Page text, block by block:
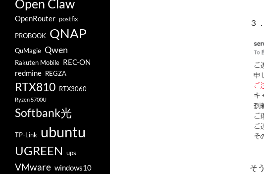
３
そ
Open Claw
OpenRouter postfix
PROBOOK QNAP
QuMagie Qwen
Rakuten Mobile REC-ON
redmine REGZA
RTX810 RTX3060
Ryzen 5700U
Softbank光
TP-Link ubuntu
UGREEN ups
VMware windows10